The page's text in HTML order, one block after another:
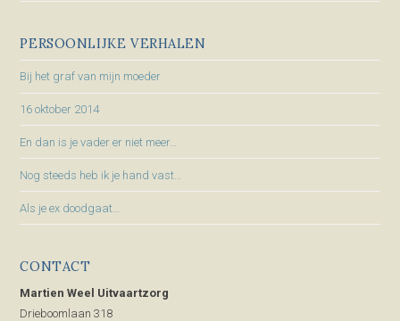
PERSOONLIJKE VERHALEN
Bij het graf van mijn moeder
16 oktober 2014
En dan is je vader er niet meer…
Nog steeds heb ik je hand vast…
Als je ex doodgaat…
CONTACT
Martien Weel Uitvaartzorg
Drieboomlaan 318